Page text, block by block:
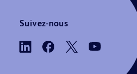
Suivez-nous